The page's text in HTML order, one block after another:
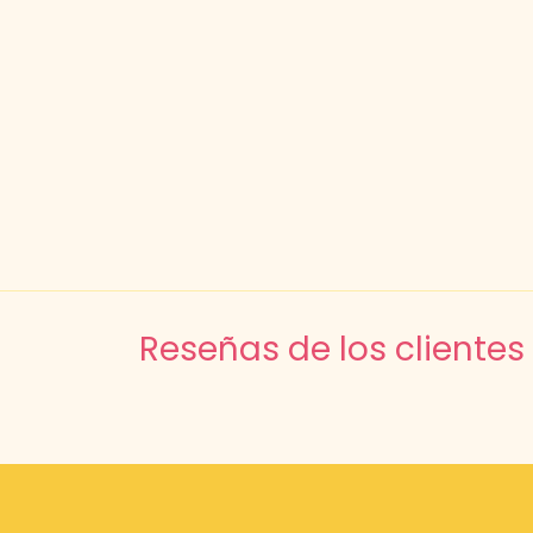
Reseñas de los clientes